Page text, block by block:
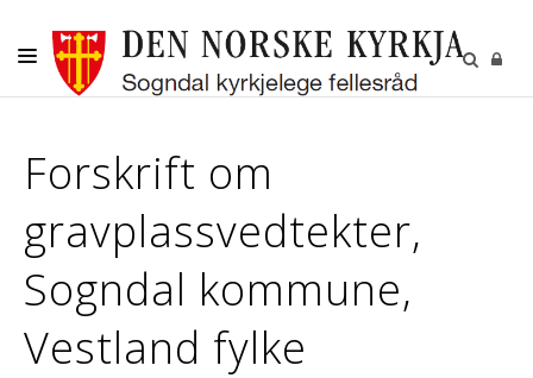
KYRKJELEGE HANDLINGAR
BORN OG UNGE
VAKSNE, DIAKONI OG FRIVILLIGE
KULTUR
GRAVPLASS
Forskrift om
gravplassvedtekter,
Sogndal kommune,
Vestland fylke